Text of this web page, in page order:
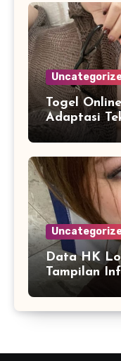
Togel
Adaptasi
Permainan
Data HK
Tampilan
Visualisasi